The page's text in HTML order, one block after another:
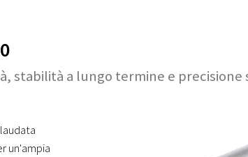
stabilità a lungo termine e
un'ampia